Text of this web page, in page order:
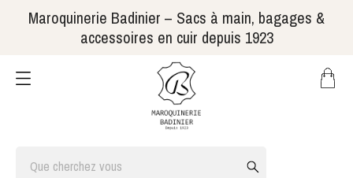
Maroquinerie Badinier – Sacs à main, bagages &
accessoires en cuir depuis 1923